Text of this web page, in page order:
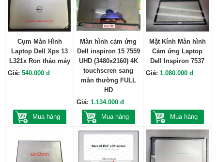
Cụm Màn Hình
Laptop Dell Xps 13
L321x Ron tháo máy
Giá: 540.000 đ
Mua hàng
Màn hình cảm ứng
Dell inspiron 15 7559
UHD (3480x2160) 4K
touchscren sang
màn thường FULL
HD
Giá:1.134.000 đ
Mua hàng
Mặt Kính Màn hình
Cảm ứng Laptop
Dell Inspiron 7537
Giá: 1.080.000 đ
Mua hàng